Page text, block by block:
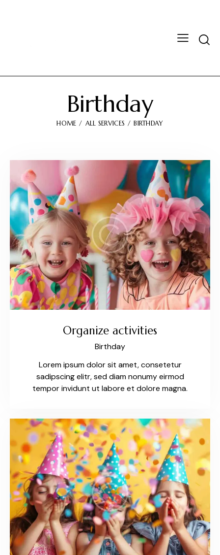
Birthday
HOME ALL SERVICES BIRTHDAY
Organize activities
Birthday
Lorem ipsum dolor sit amet, consetetur
sadipscing elitr, sed diam nonumy eirmod
tempor invidunt ut labore et dolore magna.